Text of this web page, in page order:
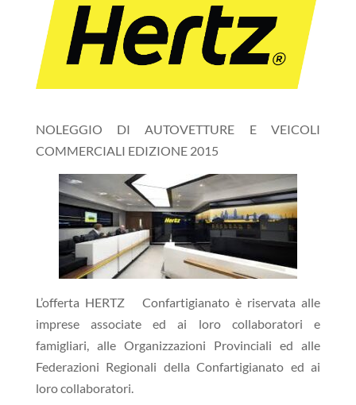
NOLEGGIO DI AUTOVETTURE E VEICOLI
COMMERCIALI EDIZIONE 2015
L’offerta HERTZ Confartigianato è riservata alle
imprese associate ed ai loro collaboratori e
famigliari, alle Organizzazioni Provinciali ed alle
Federazioni Regionali della Confartigianato ed ai
loro collaboratori.